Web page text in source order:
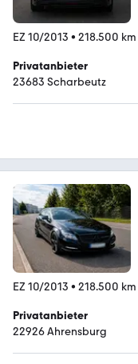
EZ 10/2013 • 218.500 km
Privatanbieter
23683 Scharbeutz
EZ 10/2013 • 218.500 km
Privatanbieter
22926 Ahrensburg